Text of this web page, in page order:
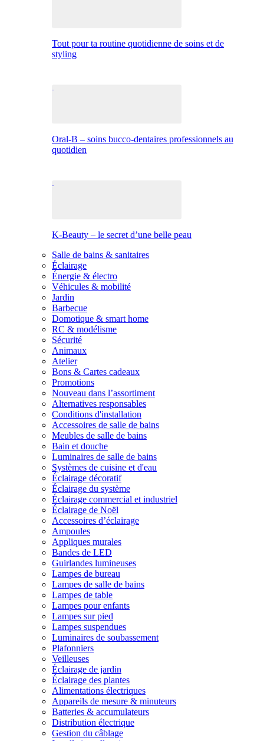
Tout pour ta routine quotidienne de soins et de
styling
Oral-B – soins bucco-dentaires professionnels au
quotidien
K-Beauty – le secret d’une belle peau
Salle de bains & sanitaires
Éclairage
Énergie & électro
Véhicules & mobilité
Jardin
Barbecue
Domotique & smart home
RC & modélisme
Sécurité
Animaux
Atelier
Bons & Cartes cadeaux
Promotions
Nouveau dans l’assortiment
Alternatives responsables
Conditions d'installation
Accessoires de salle de bains
Meubles de salle de bains
Bain et douche
Luminaires de salle de bains
Systèmes de cuisine et d'eau
Éclairage décoratif
Éclairage du système
Éclairage commercial et industriel
Éclairage de Noël
Accessoires d’éclairage
Ampoules
Appliques murales
Bandes de LED
Guirlandes lumineuses
Lampes de bureau
Lampes de salle de bains
Lampes de table
Lampes pour enfants
Lampes sur pied
Lampes suspendues
Luminaires de soubassement
Plafonniers
Veilleuses
Éclairage de jardin
Éclairage des plantes
Alimentations électriques
Appareils de mesure & minuteurs
Batteries & accumulateurs
Distribution électrique
Gestion du câblage